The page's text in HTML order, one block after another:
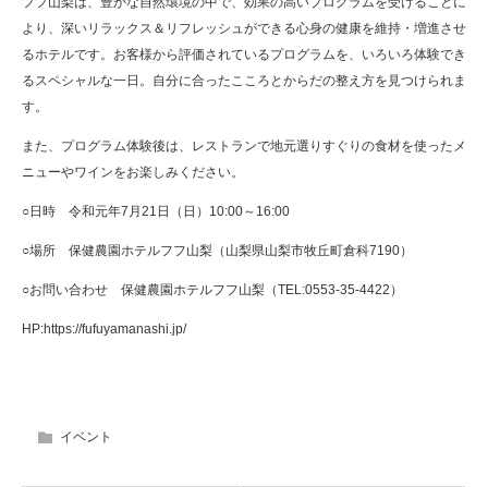
より、深いリラックス＆リフレッシュができる心身の健康を維持・増進させ
るホテルです。お客様から評価されているプログラムを、いろいろ体験でき
るスペシャルな一日。自分に合ったこころとからだの整え方を見つけられま
す。
また、プログラム体験後は、レストランで地元選りすぐりの食材を使ったメ
ニューやワインをお楽しみください。
○日時 令和元年7月21日（日）10:00～16:00
○場所 保健農園ホテルフフ山梨（山梨県山梨市牧丘町倉科7190）
○お問い合わせ 保健農園ホテルフフ山梨（TEL:0553-35-4422）
HP:https://fufuyamanashi.jp/
イベント